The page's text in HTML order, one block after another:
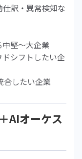
訳・異常検知な
中堅〜大企業
ドシフトしたい企
合したい企業
AIオーケス